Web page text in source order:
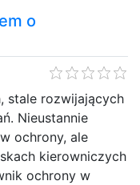
o
stale rozwijających
Nieustannie
ochrony, ale
kierowniczych
ochrony w